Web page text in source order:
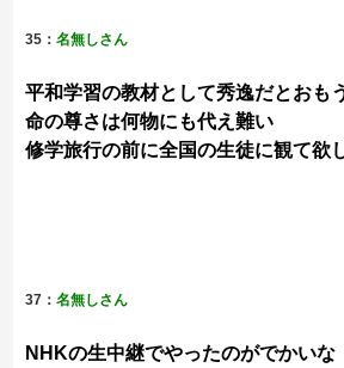
35：名無しさん
平和学習の教材として秀逸だとおも
命の尊さは何物にも代え難い
修学旅行の前に全国の生徒に観て欲
37：名無しさん
NHKの生中継でやったのがでかいな